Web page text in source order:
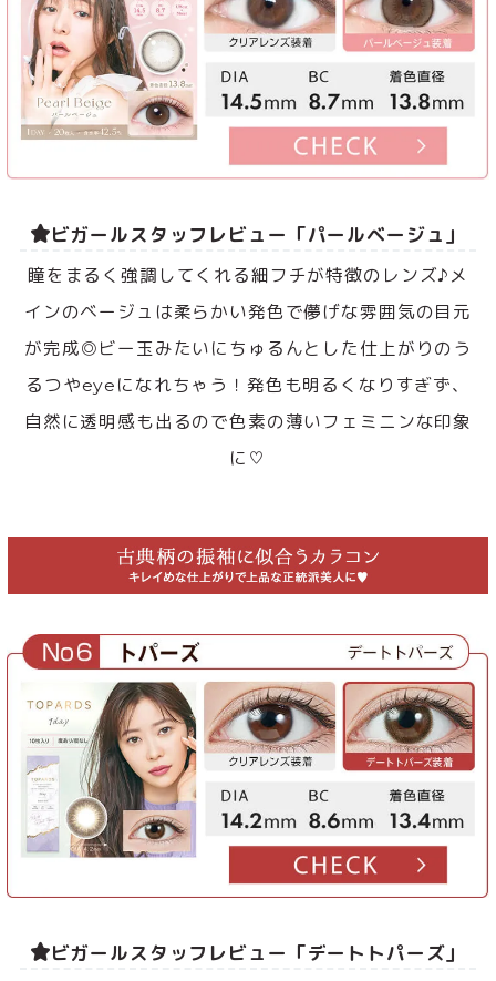
ビガールスタッフレビュー「パールベージュ」
瞳をまるく強調してくれる細フチが特徴のレンズ♪メ
インのベージュは柔らかい発色で儚げな雰囲気の目元
が完成◎ビー玉みたいにちゅるんとした仕上がりのう
るつやeyeになれちゃう！発色も明るくなりすぎず、
自然に透明感も出るので色素の薄いフェミニンな印象
に♡
ビガールスタッフレビュー「デートトパーズ」